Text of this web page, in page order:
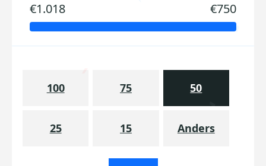
€1.018 €750
100 75 50
25 15 Anders